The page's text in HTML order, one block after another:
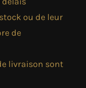
ou de leur
de
livraison sont